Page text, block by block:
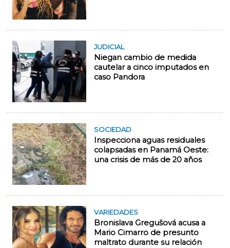
JUDICIAL
Niegan cambio de medida
cautelar a cinco imputados en
caso Pandora
SOCIEDAD
Inspecciona aguas residuales
colapsadas en Panamá Oeste:
una crisis de más de 20 años
VARIEDADES
Bronislava Gregušová acusa a
Mario Cimarro de presunto
maltrato durante su relación